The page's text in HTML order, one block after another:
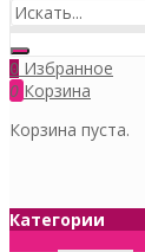
0 Избранное
0 Корзина
Корзина пуста.
Категории